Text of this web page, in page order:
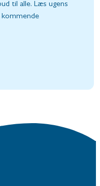
til alle. Læs ugens
kommende